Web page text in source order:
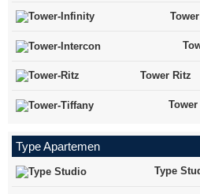
Tower Ritz
Type Apartemen
Type